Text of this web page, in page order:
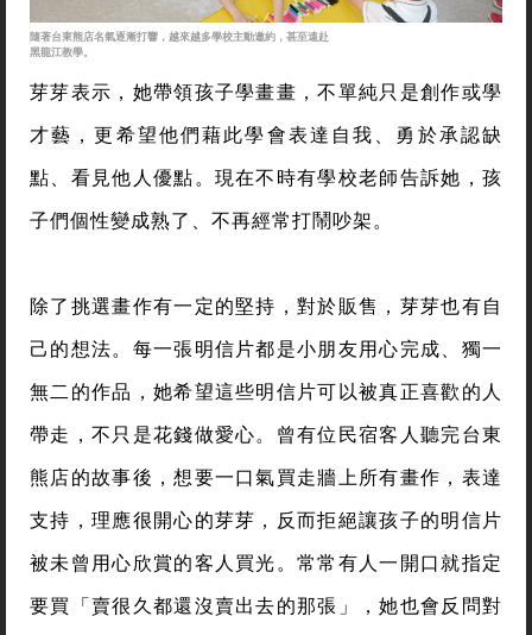
隨著台東熊店名氣逐漸打響，越來越多學校主動邀約，甚至遠赴
黑龍江教學。
芽芽表示，她帶領孩子學畫畫，不單純只是創作或學
才藝，更希望他們藉此學會表達自我、勇於承認缺
點、看見他人優點。現在不時有學校老師告訴她，孩
子們個性變成熟了、不再經常打鬧吵架。
除了挑選畫作有一定的堅持，對於販售，芽芽也有自
己的想法。每一張明信片都是小朋友用心完成、獨一
無二的作品，她希望這些明信片可以被真正喜歡的人
帶走，不只是花錢做愛心。曾有位民宿客人聽完台東
熊店的故事後，想要一口氣買走牆上所有畫作，表達
支持，理應很開心的芽芽，反而拒絕讓孩子的明信片
被未曾用心欣賞的客人買光。常常有人一開口就指定
要買「賣很久都還沒賣出去的那張」，她也會反問對